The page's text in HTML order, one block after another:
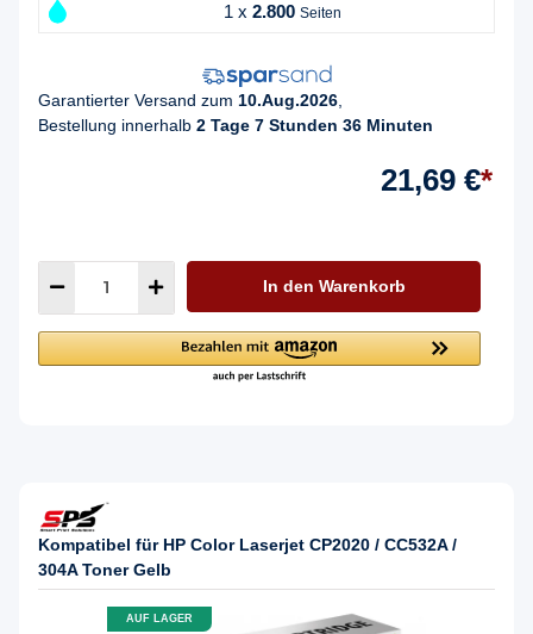
1 x 2.800 Seiten
Garantierter Versand zum 10.Aug.2026
Bestellung innerhalb 2 Tage 7 Stunden 36 Minuten
21,69 €*
In den Warenkorb
Kompatibel für HP Color Laserjet CP2020 / CC532A /
304A Toner Gelb
AUF LAGER